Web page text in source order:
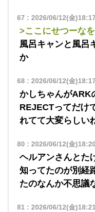
67 : 2026/06/12(金
>ここにせつーな
風呂キャンと風呂
か
68: 2026/06/12(金
かしちゃんがARK
REJECTってだけ
れてて大変らしい
80 : 2026/06/12(金
ヘルアンさんとた
知ってたのが別経
たのなんか不思議
81: 2026/06/12(金